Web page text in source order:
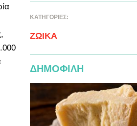
ΚΑΤΗΓΟΡΙΕΣ:
ΖΩΙΚA
ΔΗΜΟΦΙΛΗ